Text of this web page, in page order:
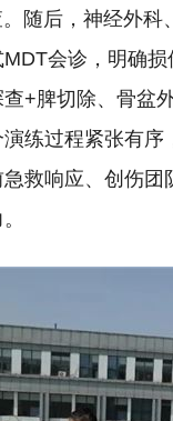
随后，神经外
会诊，明确
+脾切除、骨盆
练过程紧张有
救响应、创伤